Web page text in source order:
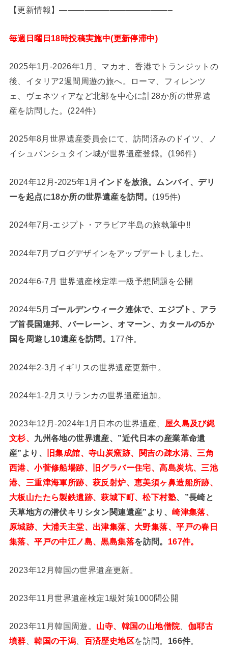
【更新情報】—————————————–
毎週日曜日18時投稿実施中(更新停滞中)
2025年1月-2026年1月、マカオ、香港でトランジットの
後、イタリア2週間周遊の旅へ。ローマ、フィレンツ
ェ、ヴェネツィアなど北部を中心に計28か所の世界遺
産を訪問した。(224件)
2025年8月世界遺産委員会にて、訪問済みのドイツ、ノ
イシュバンシュタイン城が世界遺産登録。(196件)
2024年12月-2025年1月 インドを放浪。ムンバイ、デリ
ーを起点に18か所の世界遺産を訪問。 (195件)
2024年7月-エジプト・アラビア半島の旅執筆中!!
2024年7月ブログデザインをアップデートしました。
2024年6-7月 世界遺産検定準一級予想問題を公開
2024年5月 ゴールデンウィーク連休で、エジプト、アラ
ブ首長国連邦、バーレーン、オマーン、カタールの5か
国を周遊し10遺産を訪問。 177件。
2024年2-3月イギリスの世界遺産更新中。
2024年1-2月スリランカの世界遺産追加。
2023年12月-2024年1月日本の世界遺産、 屋久島及び縄
文杉、 九州各地の世界遺産、”近代日本の産業革命遺
産”より、
旧集成館、寺山炭窯跡、関吉の疎水溝、三角
西港、小菅修船場跡、旧グラバー住宅、高島炭坑、三池
港、三重津海軍所跡、萩反射炉、恵美須ヶ鼻造船所跡、
大板山たたら製鉄遺跡、萩城下町、松下村塾、”長崎と
天草地方の潜伏キリシタン関連遺産”より、崎津集落、
原城跡、大浦天主堂、出津集落、大野集落、平戸の春日
集落、平戸の中江ノ島、黒島集落を訪問。 167件。
2023年12月韓国の世界遺産更新。
2023年11月世界遺産検定1級対策1000問公開
2023年11月韓国周遊。 山寺、韓国の山地僧院、 伽耶古
墳群 、韓国の干潟 百済歴史地区を訪問。 166件。